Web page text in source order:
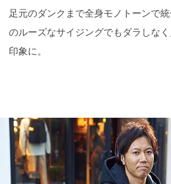
足元のダンクまで全身モノトーンで
のルーズなサイジングでもダラしな
印象に。